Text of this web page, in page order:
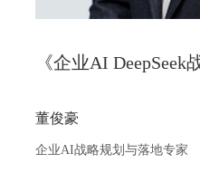
《企业AI DeepSeek
董俊豪
企业AI战略规划与落地专家